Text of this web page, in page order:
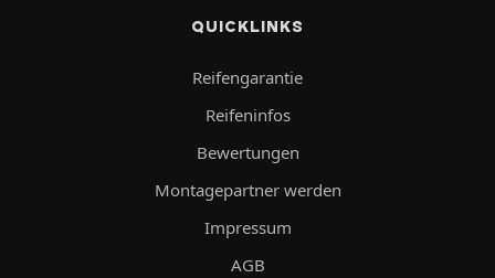
QUICKLINKS
Reifengarantie
Reifeninfos
Bewertungen
Montagepartner werden
Impressum
AGB